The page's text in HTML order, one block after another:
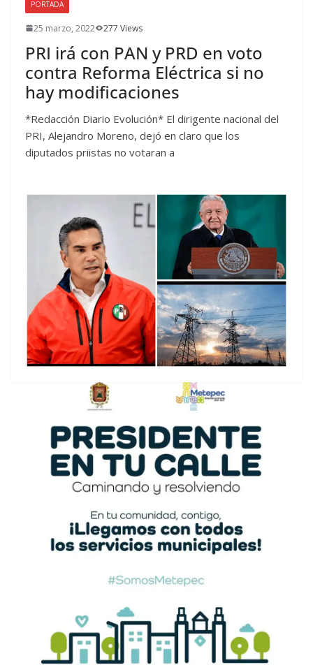
PORTADA
25 marzo, 2022 277 Views
PRI irá con PAN y PRD en voto
contra Reforma Eléctrica si no
hay modificaciones
*Redacción Diario Evolución* El dirigente nacional del
PRI, Alejandro Moreno, dejó en claro que los
diputados priistas no votaran a